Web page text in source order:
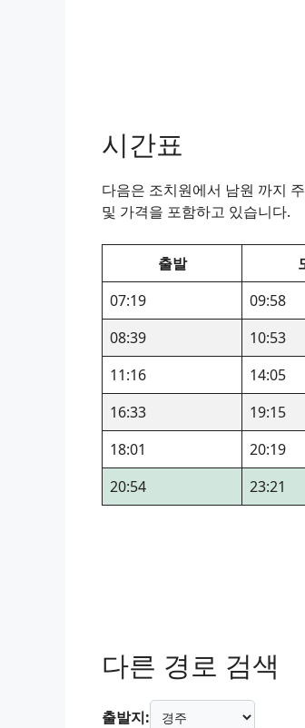
시간표
다음은 조치원에서 남원 까지
및 가격을 포함하고 있습니다.
출발
07:19
09:58
08:39
10:53
11:16
14:05
16:33
19:15
18:01
20:19
20:54
23:21
다른 경로 검색
출발지: